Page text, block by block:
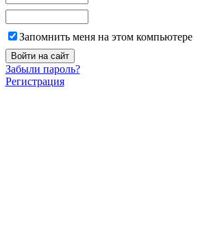
Запомнить меня на этом компьютере
Забыли пароль?
Регистрация